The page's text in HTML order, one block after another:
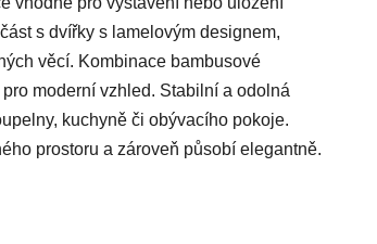
s dvířky s lamelovým designem,
věcí. Kombinace bambusové
moderní vzhled. Stabilní a odolná
kuchyně či obývacího pokoje.
prostoru a zároveň působí elegantně.